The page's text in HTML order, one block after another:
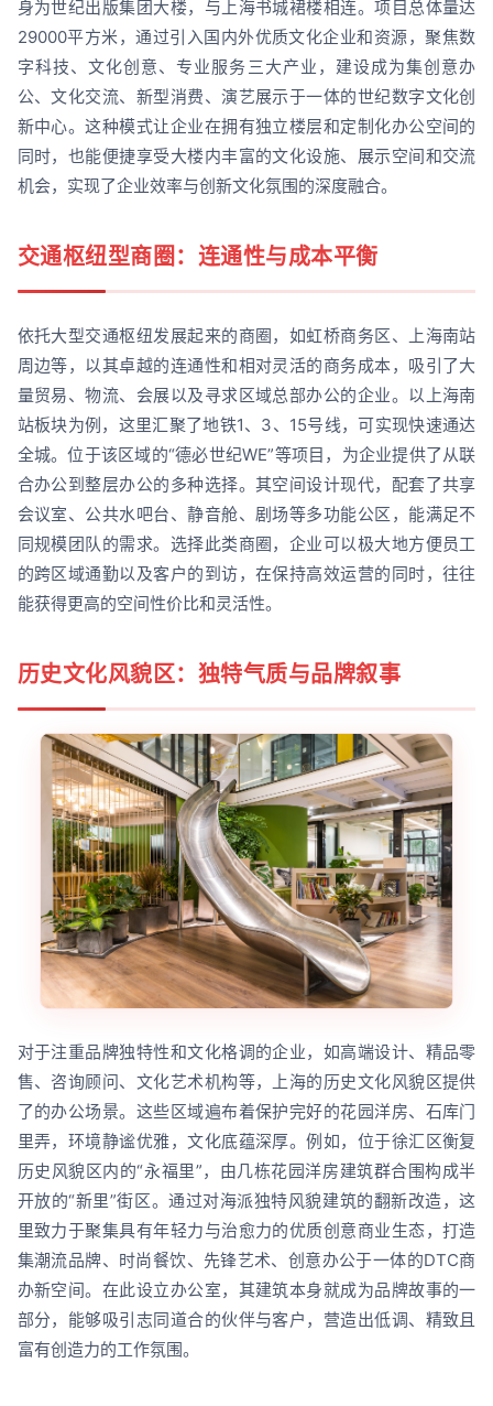
身为世纪出版集团大楼，与上海书城裙楼相连。项目总体量达
29000平方米，通过引入国内外优质文化企业和资源，聚焦数
字科技、文化创意、专业服务三大产业，建设成为集创意办
公、文化交流、新型消费、演艺展示于一体的世纪数字文化创
新中心。这种模式让企业在拥有独立楼层和定制化办公空间的
同时，也能便捷享受大楼内丰富的文化设施、展示空间和交流
机会，实现了企业效率与创新文化氛围的深度融合。
交通枢纽型商圈：连通性与成本平衡
依托大型交通枢纽发展起来的商圈，如虹桥商务区、上海南站
周边等，以其卓越的连通性和相对灵活的商务成本，吸引了大
量贸易、物流、会展以及寻求区域总部办公的企业。以上海南
站板块为例，这里汇聚了地铁1、3、15号线，可实现快速通达
全城。位于该区域的“德必世纪WE”等项目，为企业提供了从联
合办公到整层办公的多种选择。其空间设计现代，配套了共享
会议室、公共水吧台、静音舱、剧场等多功能公区，能满足不
同规模团队的需求。选择此类商圈，企业可以极大地方便员工
的跨区域通勤以及客户的到访，在保持高效运营的同时，往往
能获得更高的空间性价比和灵活性。
历史文化风貌区：独特气质与品牌叙事
对于注重品牌独特性和文化格调的企业，如高端设计、精品零
售、咨询顾问、文化艺术机构等，上海的历史文化风貌区提供
了的办公场景。这些区域遍布着保护完好的花园洋房、石库门
里弄，环境静谧优雅，文化底蕴深厚。例如，位于徐汇区衡复
历史风貌区内的“永福里”，由几栋花园洋房建筑群合围构成半
开放的“新里”街区。通过对海派独特风貌建筑的翻新改造，这
里致力于聚集具有年轻力与治愈力的优质创意商业生态，打造
集潮流品牌、时尚餐饮、先锋艺术、创意办公于一体的DTC商
办新空间。在此设立办公室，其建筑本身就成为品牌故事的一
部分，能够吸引志同道合的伙伴与客户，营造出低调、精致且
富有创造力的工作氛围。